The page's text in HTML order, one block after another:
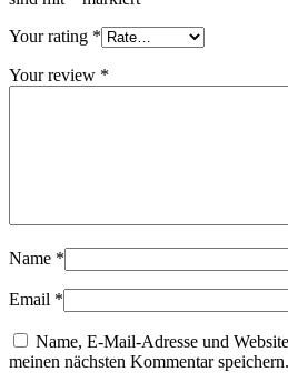
Your rating *
Your review *
Name *
Email *
Name, E-Mail-Adresse und
meinen nächsten Kommentar speichern.